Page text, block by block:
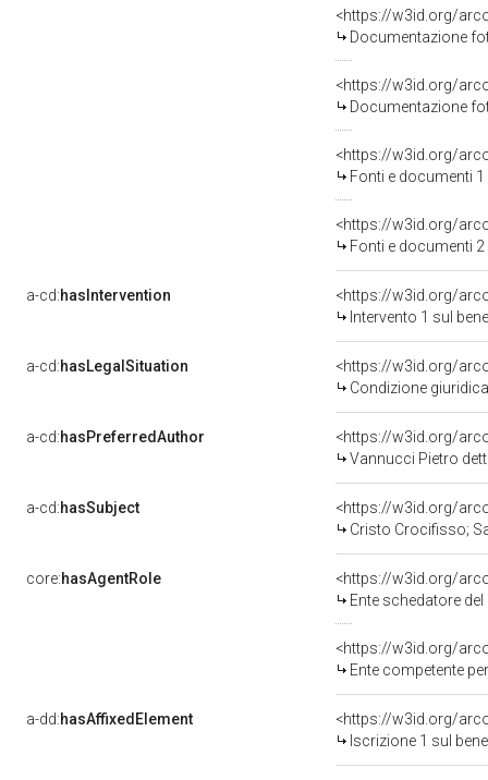
Documentazione
Documentazione
<https://w3id.org/
Fonti e documenti
<https://w3id.org/
Fonti e documenti
a-cd:hasIntervention
<https://w3id.org/
Intervento 1 sul
a-cd:hasLegalSituation
<https://w3id.org/
Condizione
a-cd:hasPreferredAuthor
<https://w3id.org/
Vannucci Pietro
a-cd:hasSubject
<https://w3id.org/
Cristo Crocifisso;
core:hasAgentRole
<https://w3id.org/
Ente schedatore del bene
<https://w3id.org/
Ente competente
a-dd:hasAffixedElement
<https://w3id.org/
Iscrizione 1 sul